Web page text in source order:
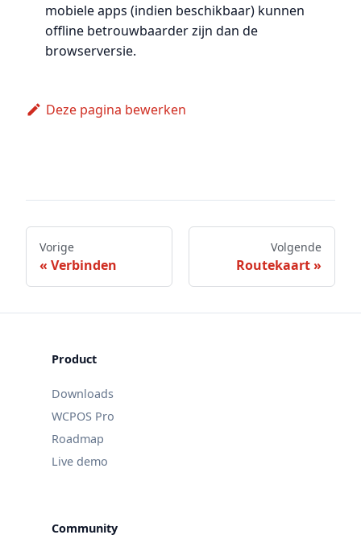
mobiele apps (indien beschikbaar) kunnen
offline betrouwbaarder zijn dan de
browserversie.
Deze pagina bewerken
Vorige
Verbinden
Volgende
Routekaart
Product
Downloads
WCPOS Pro
Roadmap
Live demo
Community